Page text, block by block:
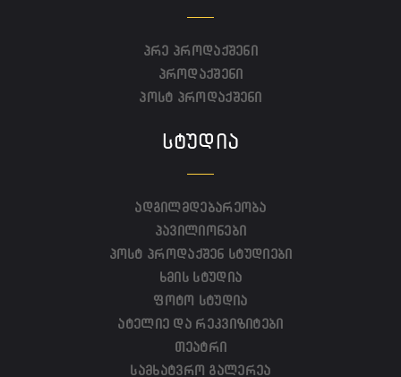
პრე პროდაქშენი
პროდაქშენი
პოსტ პროდაქშენი
ᲡᲢᲣᲓᲘᲐ
ადგილმდებარეობა
პავილიონები
პოსტ პროდაქშენ სტუდიები
ხმის სტუდია
ფოტო სტუდია
ატელიე და რეკვიზიტები
თეატრი
სამხატვრო გალერეა